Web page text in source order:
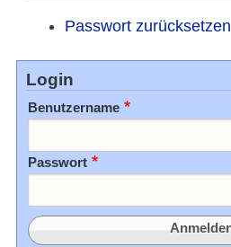
Passwort zurücksetzen
Login
Benutzername
Passwort